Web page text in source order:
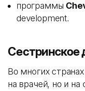
программы
development.
Сестринское
Во многих
на врачей, но и на